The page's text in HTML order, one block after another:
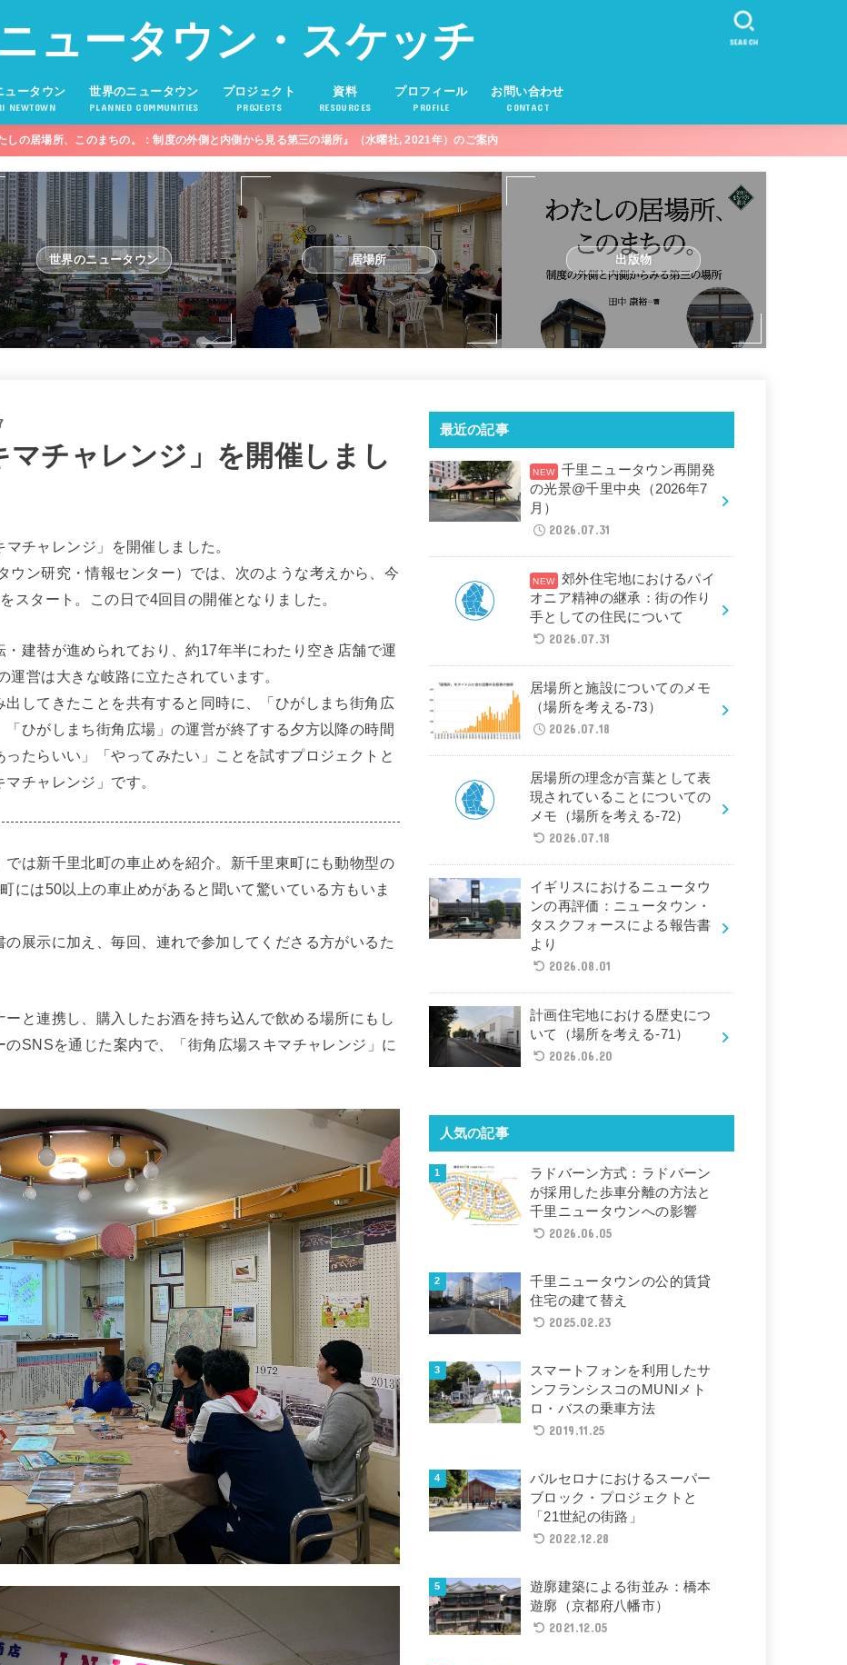
ニュータウン・スケッチ
ュータウン
NEWTOWN
世界のニュータウン
PLANNED COMMUNITIES
プロジェクト
PROJECTS
資料
RESOURCES
プロフィール
PROFILE
お問い合わせ
CONTACT
SEARCH
たしの居場所、このまちの。：制度の外側と内側から見る第三の場所』（水曜社, 2021年）のご案内
世界のニュータウン 居場所 出版物
マチャレンジ」を開催しまし
チャレンジ」を開催しました。
ウン研究・情報センター）では、次のような考えから、今
スタート。この日で4回目の開催となりました。
建替が進められており、約17年半にわたり空き店舗で運
運営は大きな岐路に立たされています。
出してきたことを共有すると同時に、「ひがしまち街角広
ひがしまち街角広場」の運営が終了する夕方以降の時間
ったらいい」「やってみたい」ことを試すプロジェクトと
チャレンジ」です。
は新千里北町の車止めを紹介。新千里東町にも動物型の
には50以上の車止めがあると聞いて驚いている方もいま
展示に加え、毎回、連れで参加してくださる方がいるた
と連携し、購入したお酒を持ち込んで飲める場所にもし
SNSを通じた案内で、「街角広場スキマチャレンジ」に
最近の記事
千里ニュータウン再開発
の光景@千里中央（2026年7
月）
2026.07.31
郊外住宅地におけるパイ
オニア精神の継承：街の作り
手としての住民について
2026.07.31
居場所と施設についてのメモ
（場所を考える-73）
2026.07.18
居場所の理念が言葉として表
現されていることについての
メモ（場所を考える-72）
2026.07.18
イギリスにおけるニュータウ
ンの再評価：ニュータウン・
タスクフォースによる報告書
より
2026.08.01
計画住宅地における歴史につ
いて（場所を考える-71）
2026.06.20
人気の記事
ラドバーン方式：ラドバーン
が採用した歩車分離の方法と
千里ニュータウンへの影響
2026.06.05
千里ニュータウンの公的賃貸
住宅の建て替え
2025.02.23
スマートフォンを利用したサ
ンフランシスコのMUNIメト
ロ・バスの乗車方法
2019.11.25
バルセロナにおけるスーパー
ブロック・プロジェクトと
「21世紀の街路」
2022.12.28
遊廓建築による街並み：橋本
遊廓（京都府八幡市）
2021.12.05